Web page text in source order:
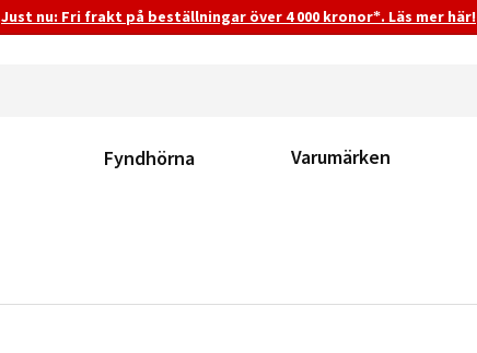
Just nu: Fri frakt på beställningar över 4 000 kronor*. Läs mer här!
Fyndhörna Varumärken